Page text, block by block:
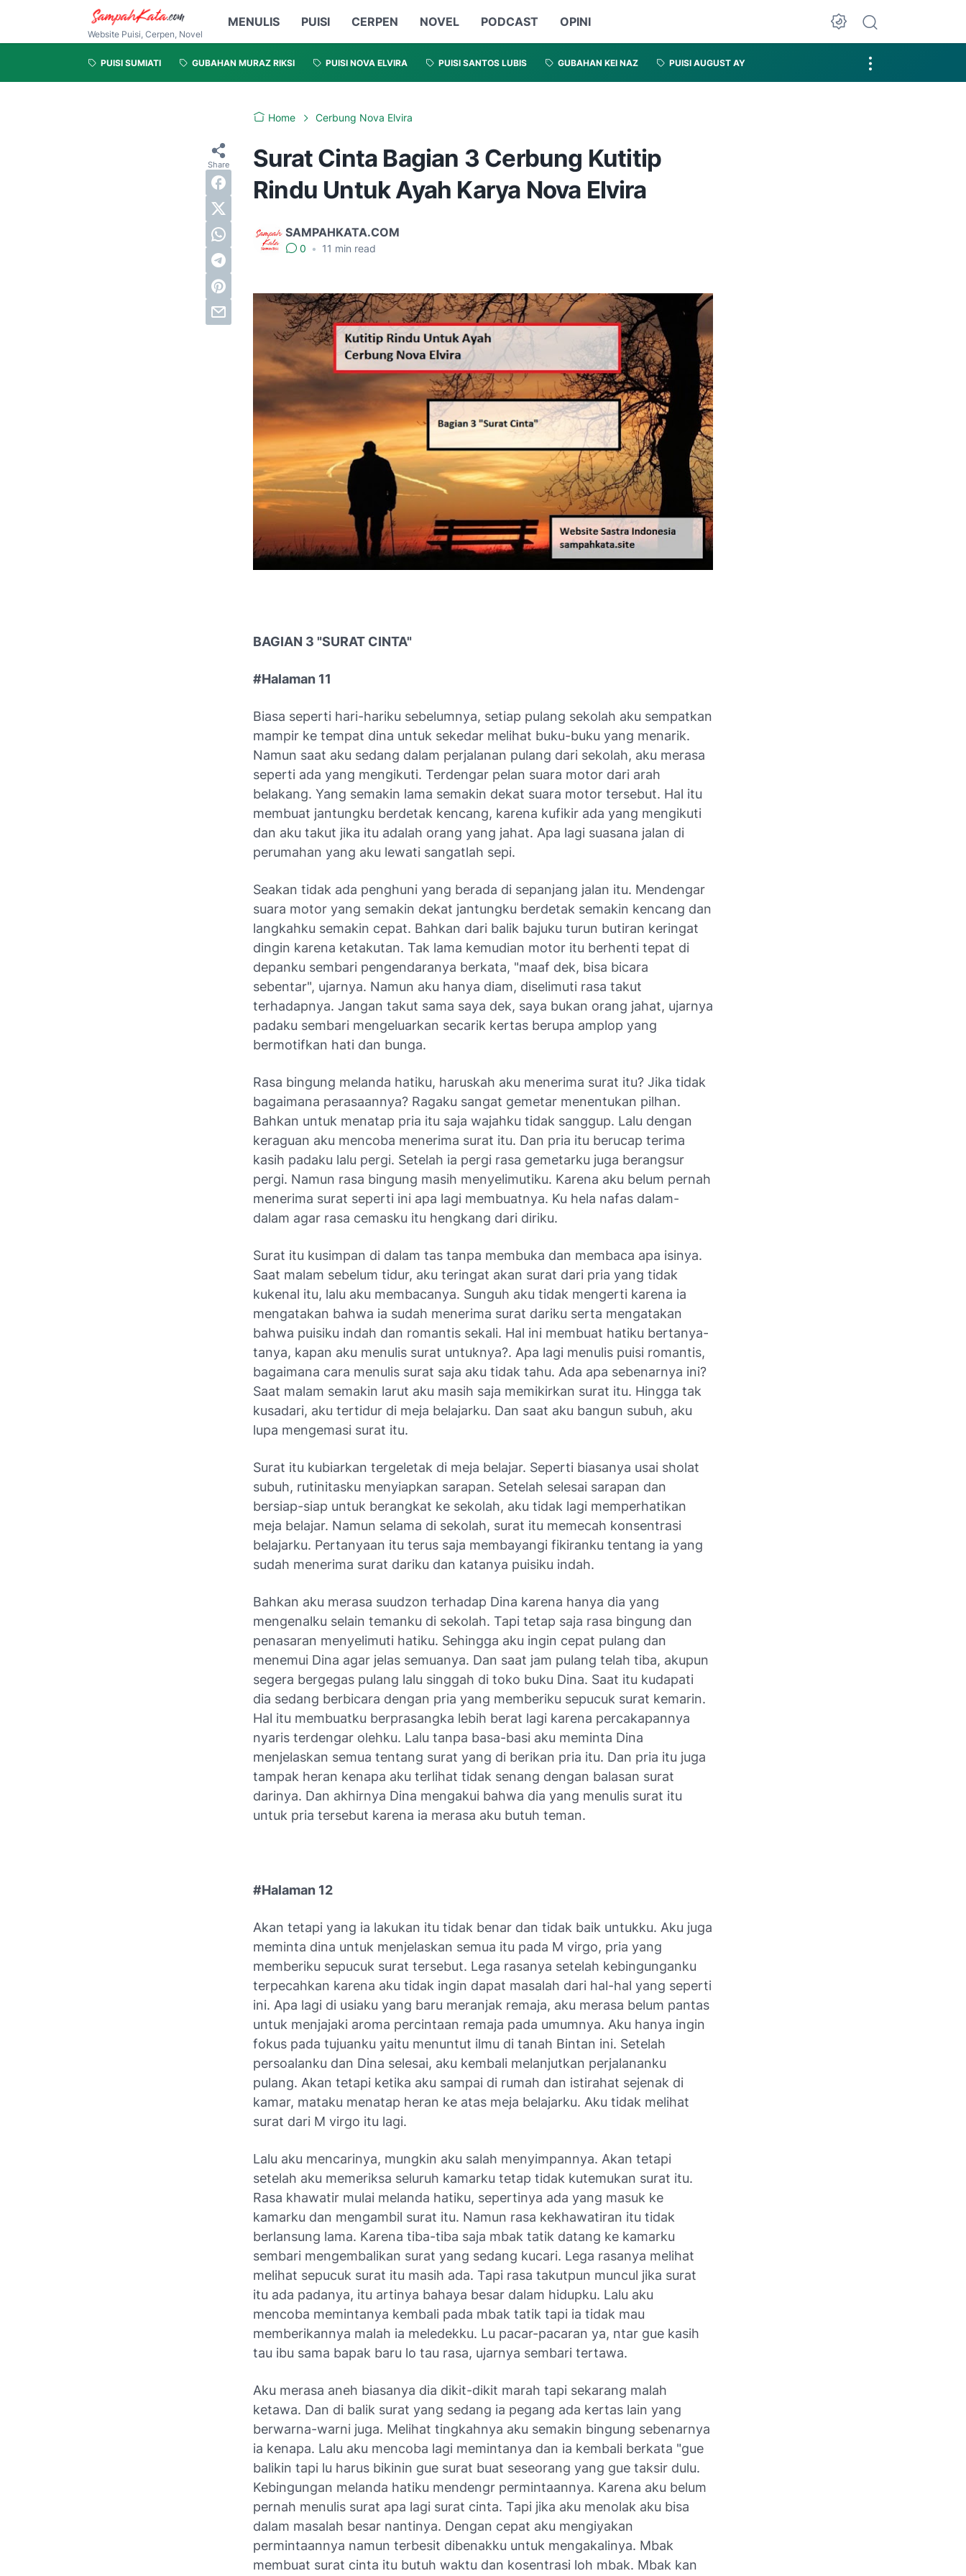
Website Puisi, Cerpen, Novel
MENULIS PUISI CERPEN NOVEL PODCAST OPINI
PUISI SUMIATI GUBAHAN MURAZ RIKSI PUISI NOVA ELVIRA PUISI SANTOS LUBIS GUBAHAN KEI NAZ PUISI AUGUST AY
Home Cerbung Nova Elvira
Surat Cinta Bagian 3 Cerbung Kutitip
Rindu Untuk Ayah Karya Nova Elvira
SAMPAHKATA.COM
0 • 11 min read
BAGIAN 3 "SURAT CINTA"
#Halaman 11
Biasa seperti hari-hariku sebelumnya, setiap pulang sekolah aku sempatkan
mampir ke tempat dina untuk sekedar melihat buku-buku yang menarik.
Namun saat aku sedang dalam perjalanan pulang dari sekolah, aku merasa
seperti ada yang mengikuti. Terdengar pelan suara motor dari arah
belakang. Yang semakin lama semakin dekat suara motor tersebut. Hal itu
membuat jantungku berdetak kencang, karena kufikir ada yang mengikuti
dan aku takut jika itu adalah orang yang jahat. Apa lagi suasana jalan di
perumahan yang aku lewati sangatlah sepi.
Seakan tidak ada penghuni yang berada di sepanjang jalan itu. Mendengar
suara motor yang semakin dekat jantungku berdetak semakin kencang dan
langkahku semakin cepat. Bahkan dari balik bajuku turun butiran keringat
dingin karena ketakutan. Tak lama kemudian motor itu berhenti tepat di
depanku sembari pengendaranya berkata, "maaf dek, bisa bicara
sebentar", ujarnya. Namun aku hanya diam, diselimuti rasa takut
terhadapnya. Jangan takut sama saya dek, saya bukan orang jahat, ujarnya
padaku sembari mengeluarkan secarik kertas berupa amplop yang
bermotifkan hati dan bunga.
Rasa bingung melanda hatiku, haruskah aku menerima surat itu? Jika tidak
bagaimana perasaannya? Ragaku sangat gemetar menentukan pilhan.
Bahkan untuk menatap pria itu saja wajahku tidak sanggup. Lalu dengan
keraguan aku mencoba menerima surat itu. Dan pria itu berucap terima
kasih padaku lalu pergi. Setelah ia pergi rasa gemetarku juga berangsur
pergi. Namun rasa bingung masih menyelimutiku. Karena aku belum pernah
menerima surat seperti ini apa lagi membuatnya. Ku hela nafas dalam-
dalam agar rasa cemasku itu hengkang dari diriku.
Surat itu kusimpan di dalam tas tanpa membuka dan membaca apa isinya.
Saat malam sebelum tidur, aku teringat akan surat dari pria yang tidak
kukenal itu, lalu aku membacanya. Sunguh aku tidak mengerti karena ia
mengatakan bahwa ia sudah menerima surat dariku serta mengatakan
bahwa puisiku indah dan romantis sekali. Hal ini membuat hatiku bertanya-
tanya, kapan aku menulis surat untuknya?. Apa lagi menulis puisi romantis,
bagaimana cara menulis surat saja aku tidak tahu. Ada apa sebenarnya ini?
Saat malam semakin larut aku masih saja memikirkan surat itu. Hingga tak
kusadari, aku tertidur di meja belajarku. Dan saat aku bangun subuh, aku
lupa mengemasi surat itu.
Surat itu kubiarkan tergeletak di meja belajar. Seperti biasanya usai sholat
subuh, rutinitasku menyiapkan sarapan. Setelah selesai sarapan dan
bersiap-siap untuk berangkat ke sekolah, aku tidak lagi memperhatikan
meja belajar. Namun selama di sekolah, surat itu memecah konsentrasi
belajarku. Pertanyaan itu terus saja membayangi fikiranku tentang ia yang
sudah menerima surat dariku dan katanya puisiku indah.
Bahkan aku merasa suudzon terhadap Dina karena hanya dia yang
mengenalku selain temanku di sekolah. Tapi tetap saja rasa bingung dan
penasaran menyelimuti hatiku. Sehingga aku ingin cepat pulang dan
menemui Dina agar jelas semuanya. Dan saat jam pulang telah tiba, akupun
segera bergegas pulang lalu singgah di toko buku Dina. Saat itu kudapati
dia sedang berbicara dengan pria yang memberiku sepucuk surat kemarin.
Hal itu membuatku berprasangka lebih berat lagi karena percakapannya
nyaris terdengar olehku. Lalu tanpa basa-basi aku meminta Dina
menjelaskan semua tentang surat yang di berikan pria itu. Dan pria itu juga
tampak heran kenapa aku terlihat tidak senang dengan balasan surat
darinya. Dan akhirnya Dina mengakui bahwa dia yang menulis surat itu
untuk pria tersebut karena ia merasa aku butuh teman.
#Halaman 12
Akan tetapi yang ia lakukan itu tidak benar dan tidak baik untukku. Aku juga
meminta dina untuk menjelaskan semua itu pada M virgo, pria yang
memberiku sepucuk surat tersebut. Lega rasanya setelah kebingunganku
terpecahkan karena aku tidak ingin dapat masalah dari hal-hal yang seperti
ini. Apa lagi di usiaku yang baru meranjak remaja, aku merasa belum pantas
untuk menjajaki aroma percintaan remaja pada umumnya. Aku hanya ingin
fokus pada tujuanku yaitu menuntut ilmu di tanah Bintan ini. Setelah
persoalanku dan Dina selesai, aku kembali melanjutkan perjalananku
pulang. Akan tetapi ketika aku sampai di rumah dan istirahat sejenak di
kamar, mataku menatap heran ke atas meja belajarku. Aku tidak melihat
surat dari M virgo itu lagi.
Lalu aku mencarinya, mungkin aku salah menyimpannya. Akan tetapi
setelah aku memeriksa seluruh kamarku tetap tidak kutemukan surat itu.
Rasa khawatir mulai melanda hatiku, sepertinya ada yang masuk ke
kamarku dan mengambil surat itu. Namun rasa kekhawatiran itu tidak
berlansung lama. Karena tiba-tiba saja mbak tatik datang ke kamarku
sembari mengembalikan surat yang sedang kucari. Lega rasanya melihat
melihat sepucuk surat itu masih ada. Tapi rasa takutpun muncul jika surat
itu ada padanya, itu artinya bahaya besar dalam hidupku. Lalu aku
mencoba memintanya kembali pada mbak tatik tapi ia tidak mau
memberikannya malah ia meledekku. Lu pacar-pacaran ya, ntar gue kasih
tau ibu sama bapak baru lo tau rasa, ujarnya sembari tertawa.
Aku merasa aneh biasanya dia dikit-dikit marah tapi sekarang malah
ketawa. Dan di balik surat yang sedang ia pegang ada kertas lain yang
berwarna-warni juga. Melihat tingkahnya aku semakin bingung sebenarnya
ia kenapa. Lalu aku mencoba lagi memintanya dan ia kembali berkata "gue
balikin tapi lu harus bikinin gue surat buat seseorang yang gue taksir dulu.
Kebingungan melanda hatiku mendengr permintaannya. Karena aku belum
pernah menulis surat apa lagi surat cinta. Tapi jika aku menolak aku bisa
dalam masalah besar nantinya. Dengan cepat aku mengiyakan
permintaannya namun terbesit dibenakku untuk mengakalinya. Mbak
membuat surat cinta itu butuh waktu dan kosentrasi loh mbak. Mbak kan